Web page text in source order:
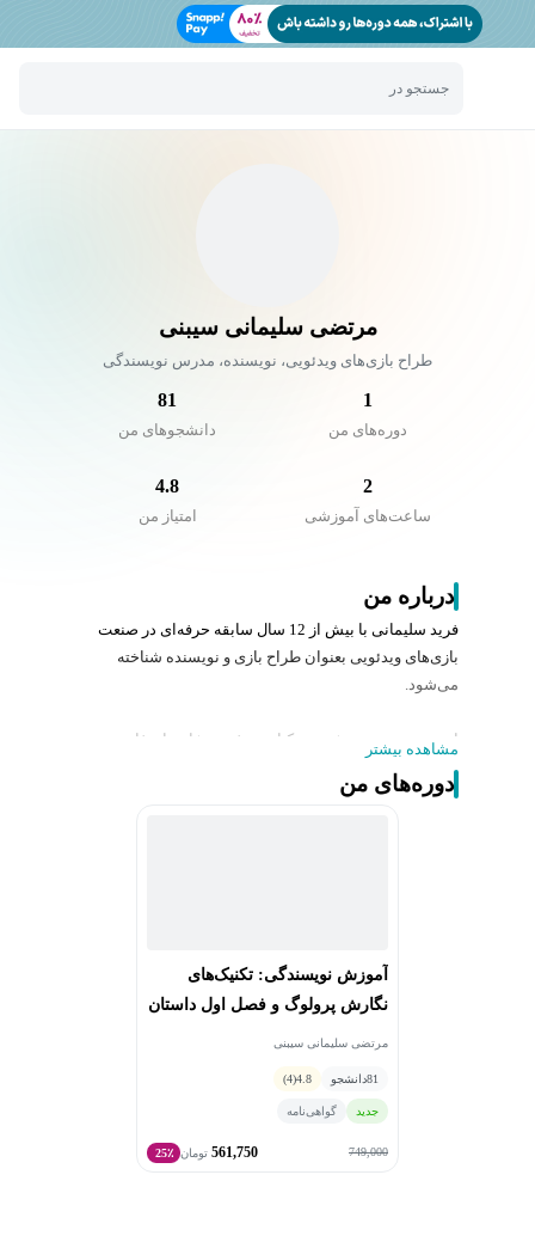
جستجو در
مرتضی سلیمانی سیبنی
طراح بازی‌های ویدئویی، نویسنده، مدرس نویسندگی
1
دوره‌های من
81
دانشجو‌های من
2
ساعت‌های آموزشی
4.8
امتیاز من
درباره من
فرید سلیمانی با بیش از 12 سال سابقه حرفه‌ای در صنعت
بازی‌های ویدئویی بعنوان طراح بازی و نویسنده شناخته
می‌شود.
او همچنین تجربه نشر چند کتاب موفق در ژانرهای فانتزی و
تاریخی را هم در کارنامه خود دارد.
- طراحی پیرنگ داستان
- طراحی شخصیت
- فیلمنامه‌نویسی
- دنیاسازی برای داستان‌های فانتزی
- خلق ساختار مذهبی برای دنیاهای داستانی فانتزی
- طراحی روایت برای بازی‌های ویدئویی
مشاهده بیشتر
دوره‌های من
آموزش نویسندگی: تکنیک‌های
نگارش پرولوگ و فصل اول داستان
مرتضی سلیمانی سیبنی
81دانشجو 4.8
(4)
جدید گواهی‌نامه
749,000
561,750 تومان 25٪